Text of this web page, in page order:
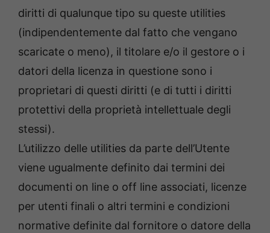
diritti di qualunque tipo su queste utilities
(indipendentemente dal fatto che vengano
scaricate o meno), il titolare e/o il gestore o i
datori della licenza in questione sono i
proprietari di questi diritti (e di tutti i diritti
protettivi della proprietà intellettuale degli
stessi).
L’utilizzo delle utilities da parte dell’Utente
viene ugualmente definito dai termini dei
documenti on line o off line associati, licenze
per utenti finali o altri termini e condizioni
normative definite dal fornitore o datore della